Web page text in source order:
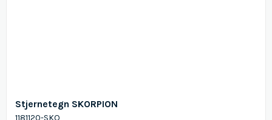
Stjernetegn SKORPION
1181120-SKO